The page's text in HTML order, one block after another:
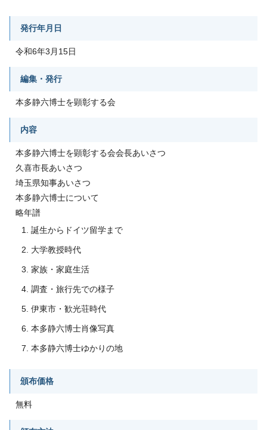
発行年月日
令和6年3月15日
編集・発行
本多静六博士を顕彰する会
内容
本多静六博士を顕彰する会会長あいさつ
久喜市長あいさつ
埼玉県知事あいさつ
本多静六博士について
略年譜
誕生からドイツ留学まで
大学教授時代
家族・家庭生活
調査・旅行先での様子
伊東市・歓光荘時代
本多静六博士肖像写真
本多静六博士ゆかりの地
頒布価格
無料